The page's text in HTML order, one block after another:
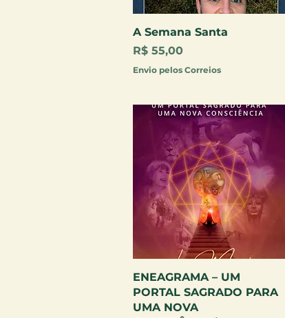
Visualização rápida
A Semana Santa
Preço
R$ 55,00
Envio pelos Correios
Visualização rápida
ENEAGRAMA – UM
PORTAL SAGRADO PARA
UMA NOVA